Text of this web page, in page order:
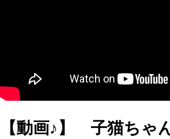
【動画♪】 子猫ちゃ